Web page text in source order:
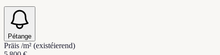
Pétange
Präis /m² (existéierend)